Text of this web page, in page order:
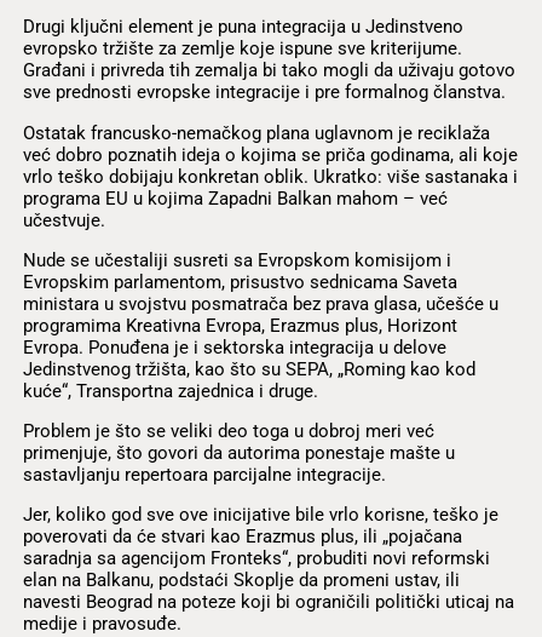
Drugi ključni element je puna integracija u Jedinstveno
evropsko tržište za zemlje koje ispune sve kriterijume.
Građani i privreda tih zemalja bi tako mogli da uživaju gotovo
sve prednosti evropske integracije i pre formalnog članstva.
Ostatak francusko-nemačkog plana uglavnom je reciklaža
već dobro poznatih ideja o kojima se priča godinama, ali koje
vrlo teško dobijaju konkretan oblik. Ukratko: više sastanaka i
programa EU u kojima Zapadni Balkan mahom – već
učestvuje.
Nude se učestaliji susreti sa Evropskom komisijom i
Evropskim parlamentom, prisustvo sednicama Saveta
ministara u svojstvu posmatrača bez prava glasa, učešće u
programima Kreativna Evropa, Erazmus plus, Horizont
Evropa. Ponuđena je i sektorska integracija u delove
Jedinstvenog tržišta, kao što su SEPA, „Roming kao kod
kuće“, Transportna zajednica i druge.
Problem je što se veliki deo toga u dobroj meri već
primenjuje, što govori da autorima ponestaje mašte u
sastavljanju repertoara parcijalne integracije.
Jer, koliko god sve ove inicijative bile vrlo korisne, teško je
poverovati da će stvari kao Erazmus plus, ili „pojačana
saradnja sa agencijom Fronteks“, probuditi novi reformski
elan na Balkanu, podstaći Skoplje da promeni ustav, ili
navesti Beograd na poteze koji bi ograničili politički uticaj na
medije i pravosuđe.